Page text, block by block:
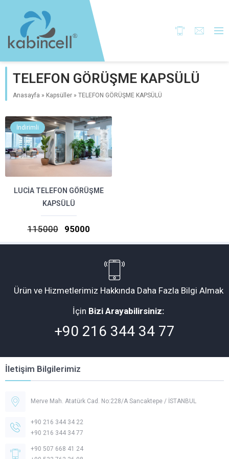
TELEFON GÖRÜŞME KAPSÜLÜ
Anasayfa » Kapsüller » TELEFON GÖRÜŞME KAPSÜLÜ
İndirimli
LUCIA TELEFON GÖRÜŞME
KAPSÜLÜ
115000 95000
Ürün ve Hizmetlerimiz Hakkında Daha Fazla Bilgi Almak
İçin Bizi Arayabilirsiniz:
+90 216 344 34 77
İletişim Bilgilerimiz
Merve Mah. Atatürk Cad. No:228/A Sancaktepe / İSTANBUL
+90 216 344 34 22
+90 216 344 34 77
+90 507 668 41 24